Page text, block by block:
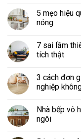
5 mẹo hiệu
nóng
7 sai lầm
tích thật
3 cách đơn
nghiệp
Nhà bếp vô
ngôi